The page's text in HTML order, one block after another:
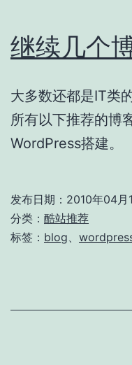
继续几个
大多数还都是IT类
所有以下推荐的博
WordPress搭建。
发布日期： 2010年04月
分类： 酷站推荐
标签： blog